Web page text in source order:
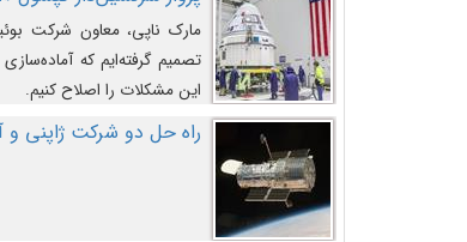
مارک ناپی، معاون شرکت
تصمیم گرفته‌ایم که
این مشکلات را اصلاح کنیم.
راه حل دو شرکت ژاپنی و